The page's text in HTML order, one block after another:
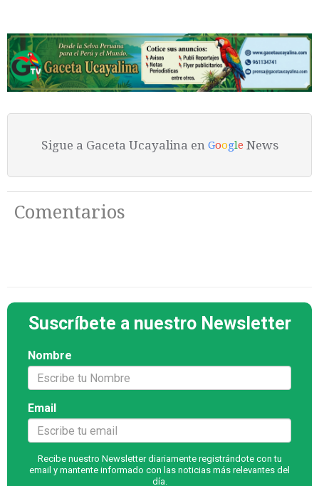
Sigue a Gaceta Ucayalina en Google News
Comentarios
Suscríbete a nuestro Newsletter
Nombre
Email
Recibe nuestro Newsletter diariamente registrándote con tu
email y mantente informado con las noticias más relevantes del
día.